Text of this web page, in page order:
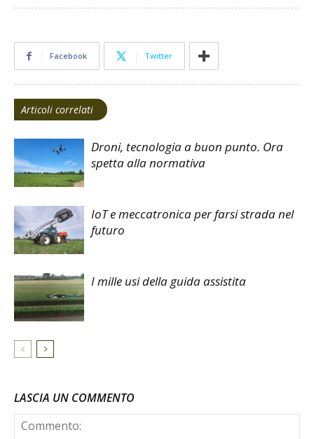
Facebook Twitter
Articoli correlati
Droni, tecnologia a buon punto. Ora
spetta alla normativa
IoT e meccatronica per farsi strada nel
futuro
I mille usi della guida assistita
LASCIA UN COMMENTO